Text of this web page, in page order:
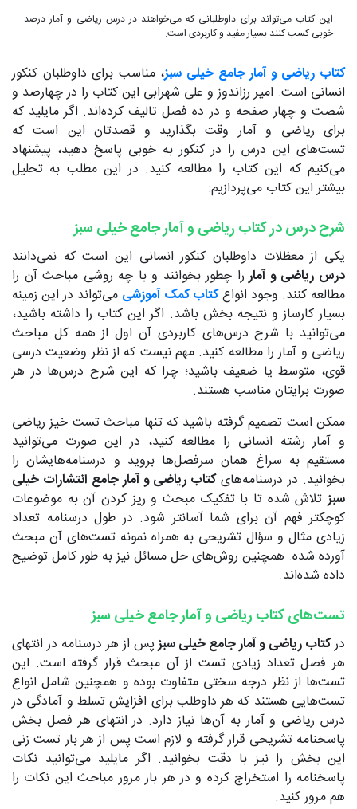
این کتاب می‌تواند برای داوطلبانی که می‌خواهند در درس ریاضی و آمار درصد
خوبی کسب کنند بسیار مفید و کاربردی است.
کتاب ریاضی و آمار جامع خیلی سبز، مناسب برای داوطلبان کنکور
انسانی است. امیر رزاندوز و علی شهرابی این کتاب را در چهارصد و
شصت و چهار صفحه و در ده فصل تالیف کرده‌اند. اگر مایلید که
برای ریاضی و آمار وقت بگذارید و قصدتان این است که
تست‌های این درس را در کنکور به خوبی پاسخ دهید، پیشنهاد
می‌کنیم که این کتاب را مطالعه کنید. در این مطلب به تحلیل
بیشتر این کتاب می‌پردازیم:
شرح درس در کتاب ریاضی و آمار جامع خیلی سبز
یکی از معظلات داوطلبان کنکور انسانی این است که نمی‌دانند
درس ریاضی و آماررا چطور بخوانند و با چه روشی مباحث آن را
مطالعه کنند. وجود انواعکتاب‌ کمک آموزشی می‌تواند در این زمینه
بسیار کارساز و نتیجه بخش باشد. اگر این کتاب را داشته باشید،
می‌توانید با شرح درس‌های کاربردی آن اول از همه کل مباحث
ریاضی و آمار را مطالعه کنید. مهم نیست که از نظر وضعیت درسی
قوی، متوسط یا ضعیف باشید؛ چرا که این شرح درس‌ها در هر
صورت برایتان مناسب هستند.
ممکن است تصمیم گرفته باشید که تنها مباحث تست خیز ریاضی
و آمار رشته انسانی را مطالعه کنید، در این صورت می‌توانید
مستقیم به سراغ همان سرفصل‌ها بروید و درسنامه‌هایشان را
بخوانید. در درسنامه‌هایکتاب ریاضی و آمار جامع انتشارات خیلی
سبزتلاش شده تا با تفکیک مبحث و ریز کردن آن به موضوعات
کوچکتر فهم آن برای شما آسانتر شود. در طول درسنامه تعداد
زیادی مثال و سؤال تشریحی به همراه نمونه تست‌های آن مبحث
آورده شده. همچنین روش‌های حل مسائل نیز به طور کامل توضیح
داده شده‌اند.
تست‌های کتاب ریاضی و آمار جامع خیلی سبز
درکتاب ریاضی و آمار جامع خیلی سبزپس از هر درسنامه‌ در انتهای
هر فصل تعداد زیادی تست از آن مبحث قرار گرفته است. این
تست‌ها از نظر درجه سختی متفاوت بوده و همچنین شامل انواع
تست‌هایی هستند که هر داوطلب برای افزایش تسلط و آمادگی در
درس ریاضی و آمار به آن‌ها نیاز دارد. در انتهای هر فصل بخش
پاسخنامه تشریحی قرار گرفته و لازم است پس از هر بار تست زنی
این بخش را نیز با دقت بخوانید. اگر مایلید می‌توانید نکات
پاسخنامه را استخراج کرده و در هر بار مرور مباحث این نکات را
هم مرور کنید.